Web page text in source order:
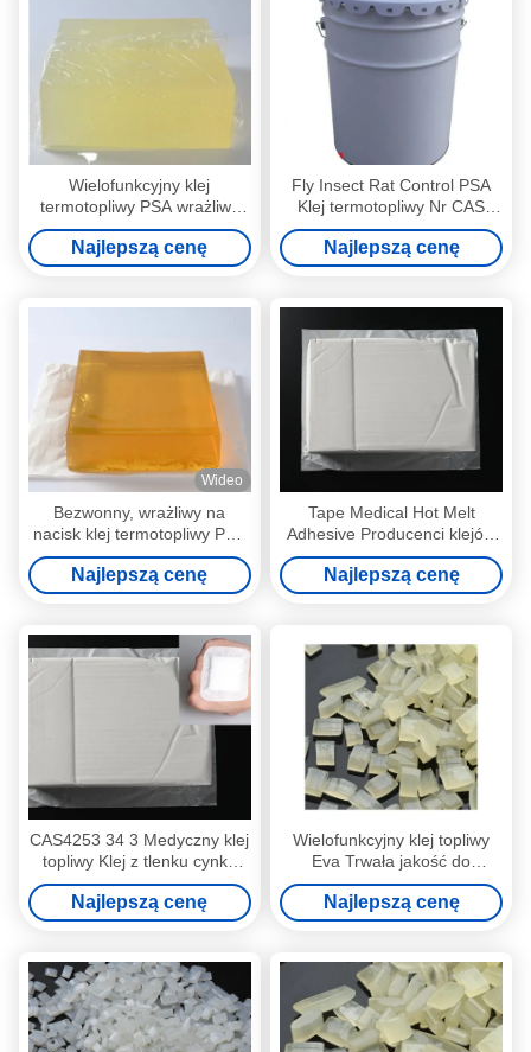
Wielofunkcyjny klej
termotopliwy PSA wrażliwy
na nacisk winylowy klej do
arkuszy
Najlepszą cenę
Fly Insect Rat Control PSA
Klej termotopliwy Nr CAS
4253-34-3
Najlepszą cenę
Wideo
Bezwonny, wrażliwy na
nacisk klej termotopliwy PSA
do papieru z naklejkami
ściennymi 3D
Najlepszą cenę
Tape Medical Hot Melt
Adhesive Producenci klejów
termotopliwych wrażliwych na
nacisk
Najlepszą cenę
CAS4253 34 3 Medyczny klej
topliwy Klej z tlenku cynku
SGS VOC
Najlepszą cenę
Wielofunkcyjny klej topliwy
Eva Trwała jakość do
uszczelniania krawędzi
odzieży
Najlepszą cenę